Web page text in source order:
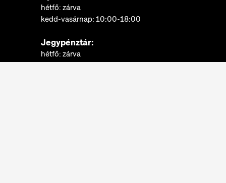
hétfő: zárva
kedd-vasárnap: 10:00-18:00
Jegypénztár:
hétfő: zárva